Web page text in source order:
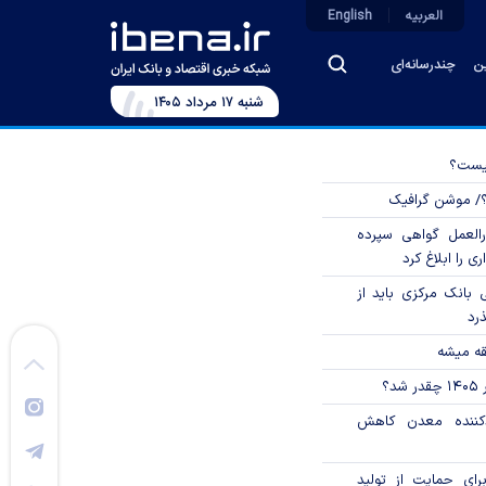
چندرسانه‌ای
العربیه English
شنبه ۱۷ مرداد ۱۴۰۵
موشن گرافیک
گواهی سپرده
را ابلاغ کرد
مرکزی باید از
میشه
معدن کاهش
حمایت از تولید